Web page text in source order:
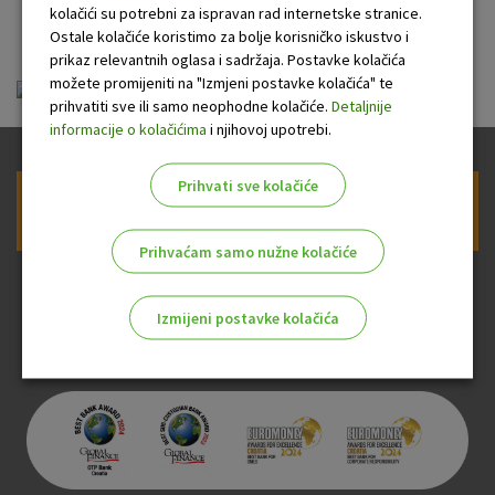
banke
ou-visa-classic-revolving_20120402.pdf
Prijava na newsletter OTP banke
kolačići su potrebni za ispravan rad internetske stranice.
Ostale kolačiće koristimo za bolje korisničko iskustvo i
prikaz relevantnih oglasa i sadržaja. Postavke kolačića
možete promijeniti na "Izmjeni postavke kolačića" te
prihvatiti sve ili samo neophodne kolačiće. Detaljnije
informacije o kolačićima i njihovoj upotrebi.
Prihvati sve kolačiće
Prihvaćam samo nužne kolačiće
Izmijeni postavke kolačića